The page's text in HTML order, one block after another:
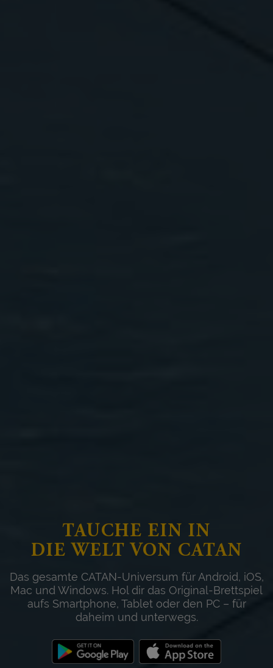
TAUCHE EIN IN
DIE WELT VON CATAN
Das gesamte CATAN-Universum für Android, iOS,
Mac und Windows. Hol dir das Original-Brettspiel
aufs Smartphone, Tablet oder den PC – für
daheim und unterwegs.